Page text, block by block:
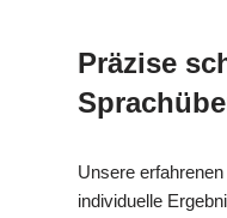
Präzise
Unsere
individuelle